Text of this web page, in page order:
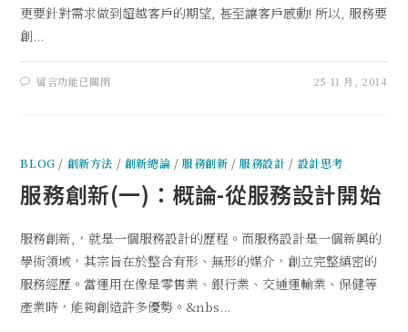
更要針對需求做到超越客戶的期望, 甚至讓客戶感動! 所以, 服務要
創...
留言功能已關閉 25 11 月, 2014
BLOG / 創新方法 / 創新總論 /服務創新 /服務設計 / 設計思考
服務創新(一)：概論-從服務設計開始
服務創新,，就是一個服務設計的歷程。而服務設計是一個新興的
學術領域，其宗旨在於整合有形、無形的媒介，創立完整縝密的
服務經歷。當運用在像是零售業、銀行業、交通運輸業、保健等
產業時，能夠創造許多優勢。&nbs...